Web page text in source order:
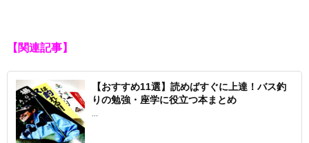
【関連記事】
【おすすめ11選】読めばすぐに上達！バス釣
りの勉強・座学に役立つ本まとめ